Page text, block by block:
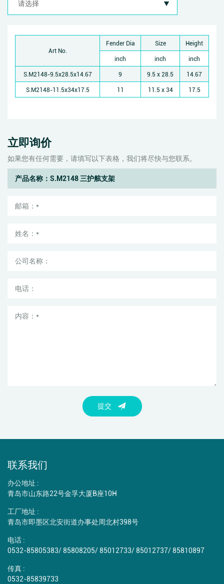
Art No.
Fender Dia Size
Height
inch
inch
inch
S.M2148-9.5x28.5x14.67
9 9.5 x 28.5
14.67
S.M2148-11.5x34x17.5
11 11.5 x 34 17.5
立即询价
如果您有任何需要，请填写以下表格，我们将尽快与您联系。
提交
联系我们
办公地址 :
青岛市山东路22号金孚大厦B座10H
工厂地址 :
青岛市即墨区北安街道办事处周北村398号
电话 :
0532-85805383/85808205/85012733/85012737/85810897
传真 :
0532-85839733